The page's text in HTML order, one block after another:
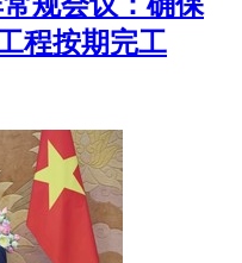
程按期完工